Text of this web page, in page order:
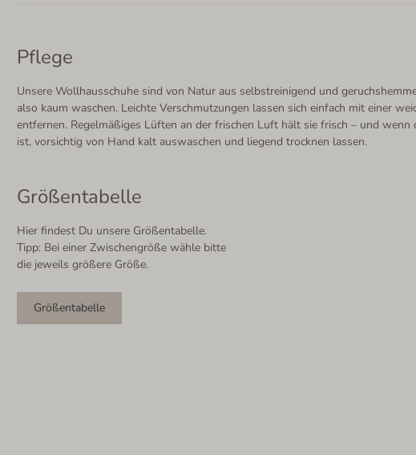
Pflege
Unsere Wollhausschuhe sind von Natur aus selbstreinigend und
also kaum waschen. Leichte Verschmutzungen lassen sich einfach mit einer
entfernen. Regelmäßiges Lüften an der frischen Luft hält sie frisch – und wenn
ist, vorsichtig von Hand kalt auswaschen und liegend trocknen lassen.
Größentabelle
Hier findest Du unsere Größentabelle.
Tipp: Bei einer Zwischengröße wähle bitte
die jeweils größere Größe.
Größentabelle